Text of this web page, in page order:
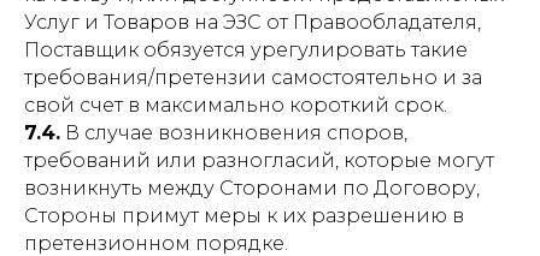
Услуг и Товаров на ЭЗС от Правообладателя,
Поставщик обязуется урегулировать такие
требования/претензии самостоятельно и за
свой счет в максимально короткий срок.
7.4. В случае возникновения споров,
требований или разногласий, которые могут
возникнуть между Сторонами по Договору,
Стороны примут меры к их разрешению в
претензионном порядке.